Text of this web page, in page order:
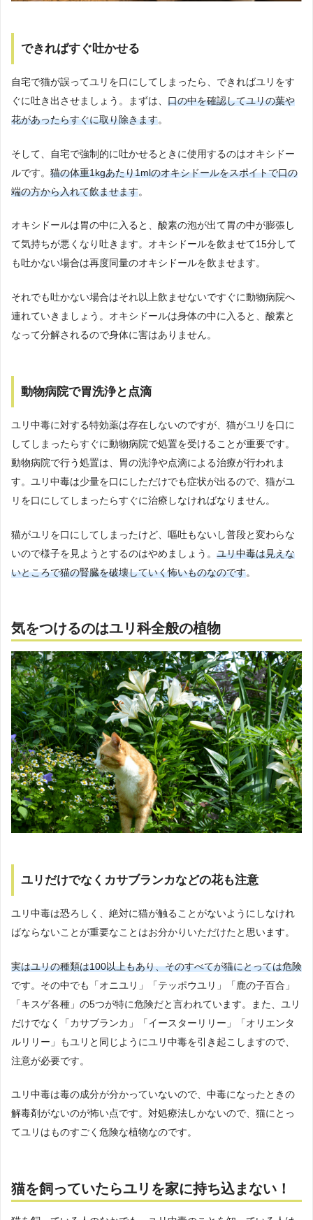
できればすぐ吐かせる
自宅で猫が誤ってユリを口にしてしまったら、できればユリをす
ぐに吐き出させましょう。まずは、 口の中を確認してユリの葉や
花があったらすぐに取り除きます。
そして、自宅で強制的に吐かせるときに使用するのはオキシドー
ルです。 猫の体重1kgあたり1mlのオキシドールをスポイトで口の
端の方から入れて飲ませます。
オキシドールは胃の中に入ると、酸素の泡が出て胃の中が膨張し
て気持ちが悪くなり吐きます。オキシドールを飲ませて15分して
も吐かない場合は再度同量のオキシドールを飲ませます。
それでも吐かない場合はそれ以上飲ませないですぐに動物病院へ
連れていきましょう。オキシドールは身体の中に入ると、酸素と
なって分解されるので身体に害はありません。
動物病院で胃洗浄と点滴
ユリ中毒に対する特効薬は存在しないのですが、猫がユリを口に
してしまったらすぐに動物病院で処置を受けることが重要です。
動物病院で行う処置は、胃の洗浄や点滴による治療が行われま
す。ユリ中毒は少量を口にしただけでも症状が出るので、猫がユ
リを口にしてしまったらすぐに治療しなければなりません。
猫がユリを口にしてしまったけど、嘔吐もないし普段と変わらな
いので様子を見ようとするのはやめましょう。 ユリ中毒は見えな
いところで猫の腎臓を破壊していく怖いものなのです。
気をつけるのはユリ科全般の植物
ユリだけでなくカサブランカなどの花も注意
ユリ中毒は恐ろしく、絶対に猫が触ることがないようにしなけれ
ばならないことが重要なことはお分かりいただけたと思います。
実はユリの種類は100以上もあり、そのすべてが猫にとっては危険
です。その中でも「オニユリ」「テッポウユリ」「鹿の子百合」
「キスゲ各種」の5つが特に危険だと言われています。また、ユリ
だけでなく「カサブランカ」「イースターリリー」「オリエンタ
ルリリー」もユリと同じようにユリ中毒を引き起こしますので、
注意が必要です。
ユリ中毒は毒の成分が分かっていないので、中毒になったときの
解毒剤がないのが怖い点です。対処療法しかないので、猫にとっ
てユリはものすごく危険な植物なのです。
猫を飼っていたらユリを家に持ち込まない！